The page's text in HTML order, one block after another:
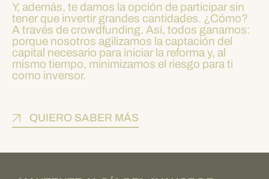
Y, además, te damos la opción de participar sin
tener que invertir grandes cantidades. ¿Cómo?
A través de crowdfunding. Así, todos ganamos:
porque nosotros agilizamos la captación del
capital necesario para iniciar la reforma y, al
mismo tiempo, minimizamos el riesgo para ti
como inversor.
QUIERO SABER MÁS